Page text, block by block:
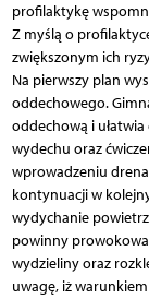
profilaktykę
Z myślą o
zwiększonym ich
Na pierwszy plan
oddechowego.
oddechową i
wydechu oraz
wprowadzeniu
kontynuacji w
wydychanie
powinny
wydzieliny oraz
uwagę, iż